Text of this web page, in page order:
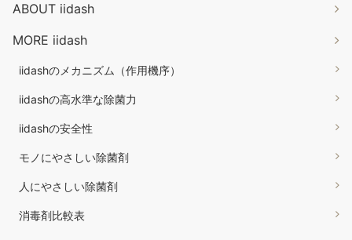
ABOUT iidash
MORE iidash
iidashのメカニズム（作用機序）
iidashの高水準な除菌力
iidashの安全性
モノにやさしい除菌剤
人にやさしい除菌剤
消毒剤比較表